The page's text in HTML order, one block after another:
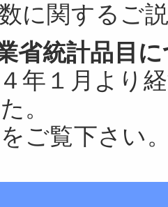
に関するご
省統計品目
年１月より
。
をご覧下さい